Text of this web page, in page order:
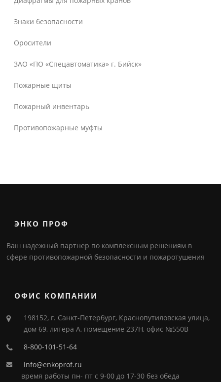
Знаки безопасности
Оросители
ЗАО «ПО «Спецавтоматика» г. Бийск»
Пожарные щиты
Пожарный инвентарь
Противопожарные муфты
ЭНКО ПРОФ
Ваш надежный партнер по комплексным решениям в
сфере противопожарной безопасности и пожаротушения
ОФИС КОМПАНИИ
198152, г. Санкт-Петербург, Краснопутиловская улица,
дом 69, литера А, помещение 237Н, офис №550В
8-800-101-51-64
info@enkoprof.ru
время работы пн- пт с 9-00 до 17-30 без обеда